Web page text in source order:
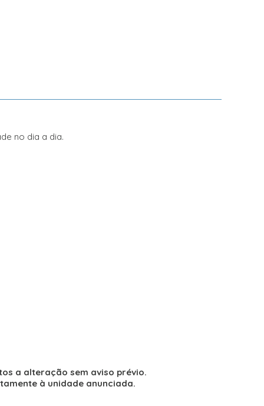
no dia a dia.
a alteração sem aviso prévio.
à unidade anunciada.